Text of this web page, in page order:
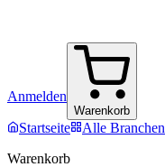
Anmelden
Warenkorb
Startseite Alle Branchen
Warenkorb